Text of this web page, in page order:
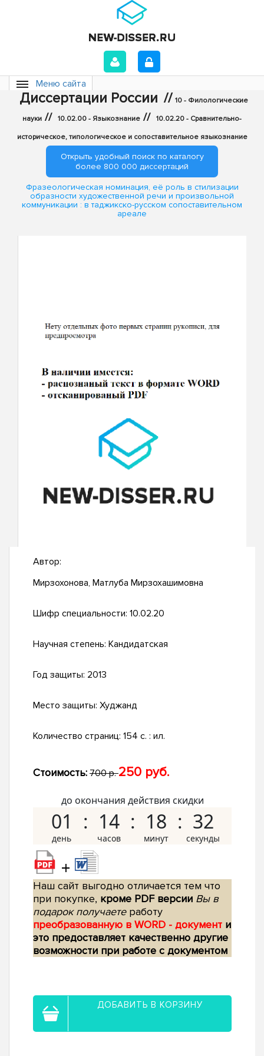
Меню сайта
Диссертации России // 10 - Филологические
науки // 10.02.00 - Языкознание // 10.02.20 - Сравнительно-
историческое, типологическое и сопоставительное языкознание
Открыть удобный поиск по каталогу
более 800 000 диссертаций
Фразеологическая номинация, её роль в стилизации
образности художественной речи и произвольной
коммуникации : в таджикско-русском сопоставительном
ареале
Автор:
Мирзохонова, Матлуба Мирзохашимовна
Шифр специальности: 10.02.20
Научная степень: Кандидатская
Год защиты: 2013
Место защиты: Худжанд
Количество страниц: 154 с. : ил.
Стоимость: 700 р.250 руб.
до окончания действия скидки
01 14 18 31
+
Наш сайт выгодно отличается тем что
при покупке, кроме PDF версии Вы в
подарок получаетеработу
преобразованную в WORD - документ и
это предоставляет качественно другие
возможности при работе с документом
ДОБАВИТЬ В КОРЗИНУ